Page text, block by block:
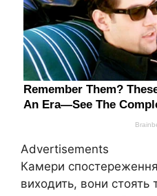
Advertisements
Камери
виходить, вони стоять